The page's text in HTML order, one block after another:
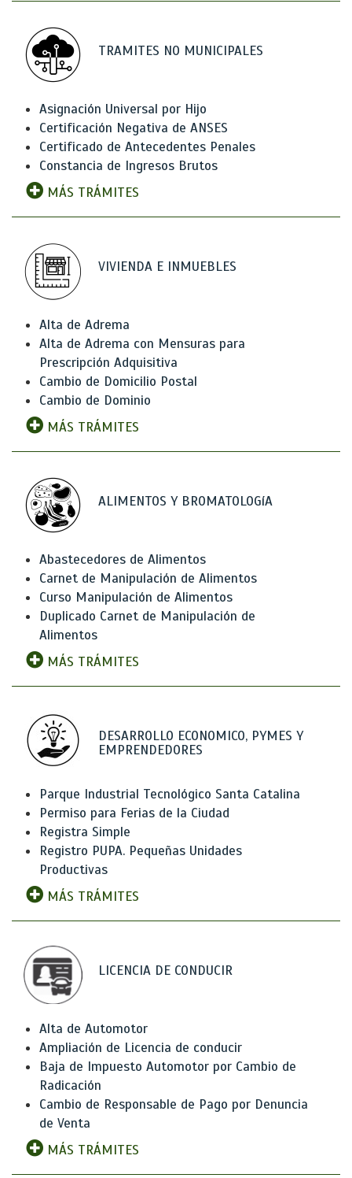
TRAMITES NO MUNICIPALES
Asignación Universal por Hijo
Certificación Negativa de ANSES
Certificado de Antecedentes Penales
Constancia de Ingresos Brutos
MÁS TRÁMITES
VIVIENDA E INMUEBLES
Alta de Adrema
Alta de Adrema con Mensuras para
Prescripción Adquisitiva
Cambio de Domicilio Postal
Cambio de Dominio
MÁS TRÁMITES
ALIMENTOS Y BROMATOLOGíA
Abastecedores de Alimentos
Carnet de Manipulación de Alimentos
Curso Manipulación de Alimentos
Duplicado Carnet de Manipulación de
Alimentos
MÁS TRÁMITES
DESARROLLO ECONOMICO, PYMES Y
EMPRENDEDORES
Parque Industrial Tecnológico Santa Catalina
Permiso para Ferias de la Ciudad
Registra Simple
Registro PUPA. Pequeñas Unidades
Productivas
MÁS TRÁMITES
LICENCIA DE CONDUCIR
Alta de Automotor
Ampliación de Licencia de conducir
Baja de Impuesto Automotor por Cambio de
Radicación
Cambio de Responsable de Pago por Denuncia
de Venta
MÁS TRÁMITES